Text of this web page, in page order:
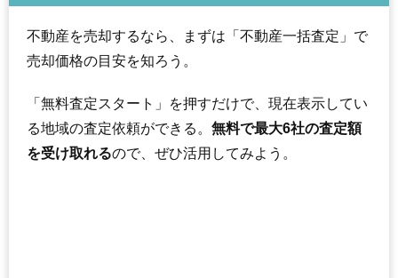
不動産を売却するなら、まずは「不動産一括査定」で
売却価格の目安を知ろう。
「無料査定スタート」を押すだけで、現在表示してい
る地域の査定依頼ができる。 無料で最大6社の査定額
を受け取れるので、ぜひ活用してみよう。